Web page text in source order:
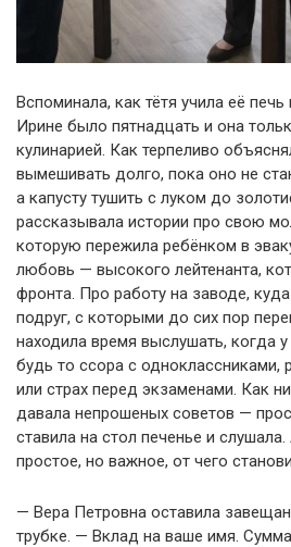
Вспоминала, как тётя учила её
Ирине было пятнадцать и она
кулинарией. Как терпеливо
вымешивать долго, пока оно не
а капусту тушить с луком до
рассказывала истории про свою
которую пережила ребёнком в
любовь — высокого лейтенанта,
фронта. Про работу на заводе,
подруг, с которыми до сих пор
находила время выслушать,
будь то ссора с одноклассниками,
или страх перед экзаменами. Как
давала непрошеных советов —
ставила на стол печенье и
простое, но важное, от чего
— Вера Петровна оставила
трубке. — Вклад на ваше имя.